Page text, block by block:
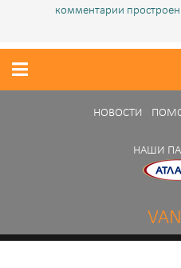
комментарии
НОВОСТИ
НАШИ